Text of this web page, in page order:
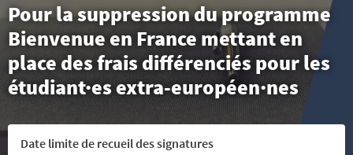
Pour la suppression du programme
Bienvenue en France mettant en
place des frais différenciés pour les
étudiant·es extra-européen·nes
Date limite de recueil des signatures